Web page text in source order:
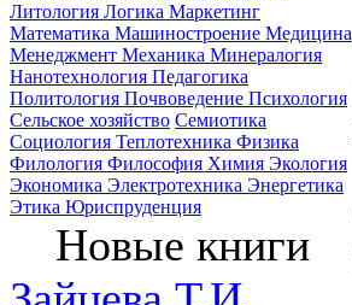
Литология Логика Маркетинг
Математика Машиностроение Медицина
Менеджмент Механика Минералогия
Нанотехнология Педагогика
Политология Почвоведение Психология
Сельское хозяйство Семиотика
Социология Теплотехника Физика
Филология Философия Химия Экология
Экономика Электротехника Энергетика
Этика Юриспруденция
Новые книги